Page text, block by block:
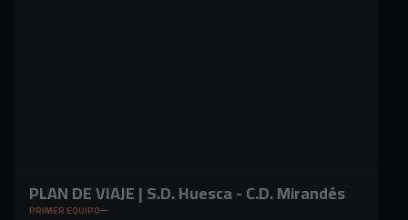
PLAN DE VIAJE | S.D. Huesca - C.D. Mirandés
PRIMER EQUIPO